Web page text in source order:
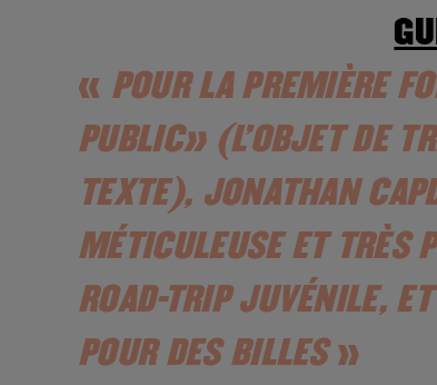
« POUR LA PREMIÈRE
PUBLIC» (L’OBJET DE
TEXTE), JONATHAN
MÉTICULEUSE ET TRÈS
ROAD-TRIP JUVÉNILE,
POUR DES BILLES»